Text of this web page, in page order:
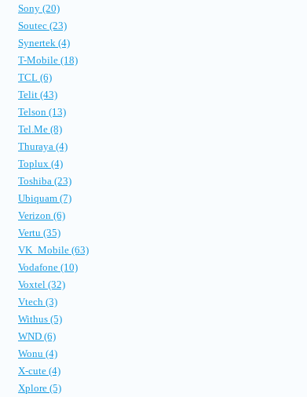
Sony (20)
Soutec (23)
Synertek (4)
T-Mobile (18)
TCL (6)
Telit (43)
Telson (13)
Tel.Me (8)
Thuraya (4)
Toplux (4)
Toshiba (23)
Ubiquam (7)
Verizon (6)
Vertu (35)
VK_Mobile (63)
Vodafone (10)
Voxtel (32)
Vtech (3)
Withus (5)
WND (6)
Wonu (4)
X-cute (4)
Xplore (5)